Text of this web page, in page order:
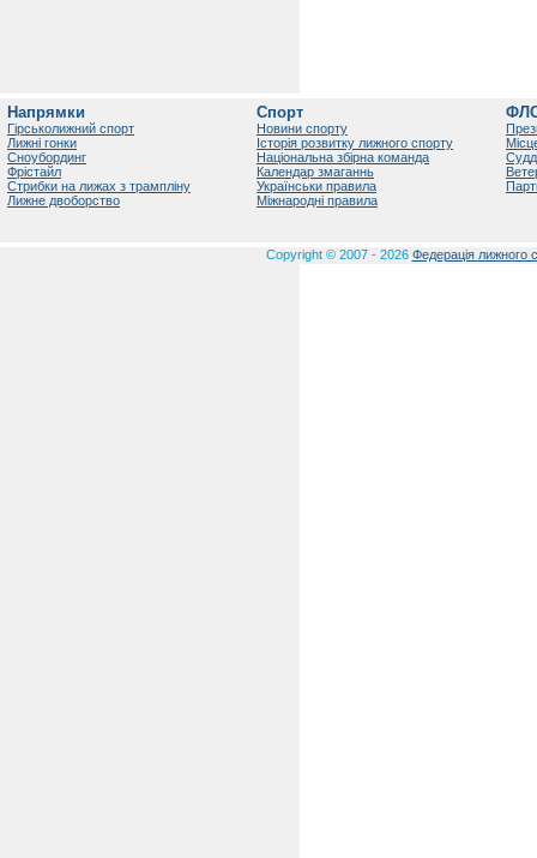
Напрямки
Гірськолижний спорт
Лижні гонки
Сноубординг
Фрістайл
Стрибки на лижах з трампліну
Лижне двоборство
Спорт
Новини спорту
Історія розвитку лижного спорту
Національна збірна команда
Календар змаганнь
Українськи правила
Міжнародні правила
Copyright © 2007 - 2026 Федерація лижного